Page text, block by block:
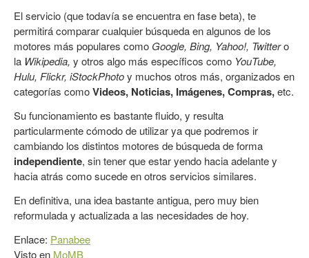
El servicio (que todavía se encuentra en fase beta), te
permitirá comparar cualquier búsqueda en algunos de los
motores más populares como Google, Bing, Yahoo!, Twittero
la Wikipedia, y otros algo más específicos como YouTube,
Hulu, Flickr, iStockPhotoy muchos otros más, organizados en
categorías comoVideos, Noticias, Imágenes, Compras,etc.
Su funcionamiento es bastante fluido, y resulta
particularmente cómodo de utilizar ya que podremos ir
cambiando los distintos motores de búsqueda de forma
independiente, sin tener que estar yendo hacia adelante y
hacia atrás como sucede en otros servicios similares.
En definitiva, una idea bastante antigua, pero muy bien
reformulada y actualizada a las necesidades de hoy.
Enlace: Panabee
Visto en MoMB